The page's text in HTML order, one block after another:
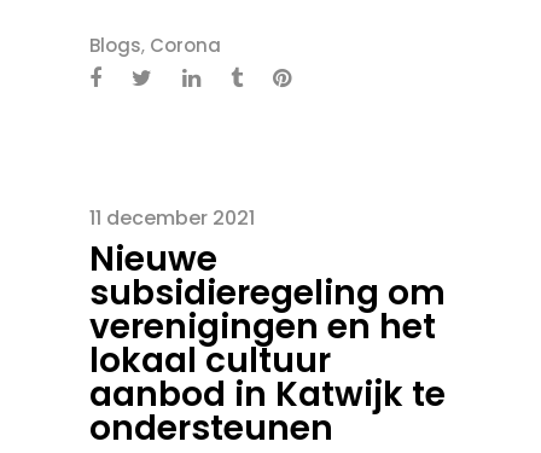
Blogs, Corona
11 december 2021
Nieuwe
subsidieregeling om
verenigingen en het
lokaal cultuur
aanbod in Katwijk te
ondersteunen